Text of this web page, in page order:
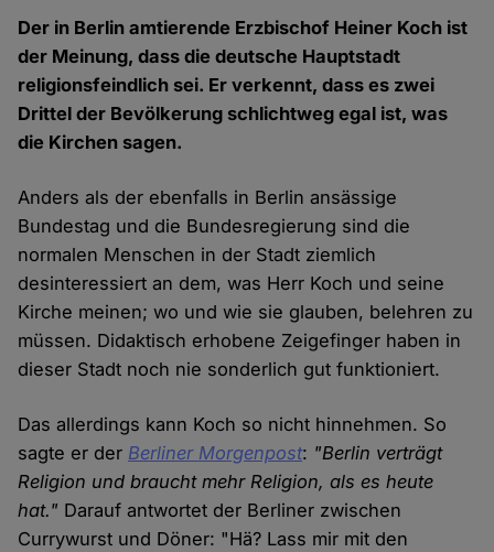
Der in Berlin amtierende Erzbischof Heiner Koch ist
der Meinung, dass die deutsche Hauptstadt
religionsfeindlich sei. Er verkennt, dass es zwei
Drittel der Bevölkerung schlichtweg egal ist, was
die Kirchen sagen.
Anders als der ebenfalls in Berlin ansässige
Bundestag und die Bundesregierung sind die
normalen Menschen in der Stadt ziemlich
desinteressiert an dem, was Herr Koch und seine
Kirche meinen; wo und wie sie glauben, belehren zu
müssen. Didaktisch erhobene Zeigefinger haben in
dieser Stadt noch nie sonderlich gut funktioniert.
Das allerdings kann Koch so nicht hinnehmen. So
sagte er der Berliner Morgenpost: "Berlin verträgt
Religion und braucht mehr Religion, als es heute
hat." Darauf antwortet der Berliner zwischen
Currywurst und Döner: "Hä? Lass mir mit den